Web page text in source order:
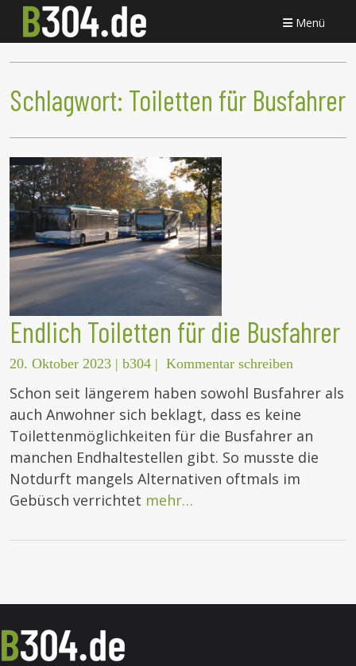
Menü
Schlagwort: Toiletten für Busfahrer
Endlich Toiletten für die Busfahrer
20. Oktober 2023 | b304 | Kommentar schreiben
Schon seit längerem haben sowohl Busfahrer als
auch Anwohner sich beklagt, dass es keine
Toilettenmöglichkeiten für die Busfahrer an
manchen Endhaltestellen gibt. So musste die
Notdurft mangels Alternativen oftmals im
Gebüsch verrichtet mehr…